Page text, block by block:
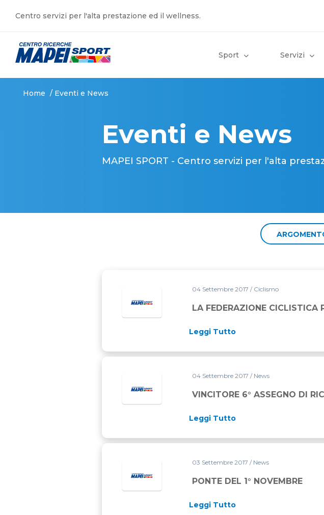
Centro servizi per l'alta prestazione ed il wellness.
Sport Servizi
Home / Eventi e News
Eventi e News
MAPEI SPORT - Centro servizi per l'alta
04 Settembre 2017 / Ciclismo
LA FEDERAZIONE CICLISTICA
Leggi Tutto
04 Settembre 2017 / News
VINCITORE 6° ASSEGNO DI
Leggi Tutto
03 Settembre 2017 / News
PONTE DEL 1° NOVEMBRE
Leggi Tutto